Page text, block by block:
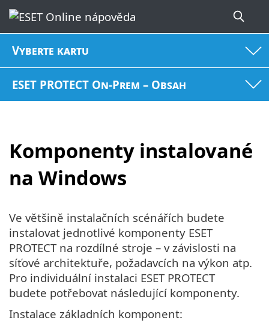
Vyberte kartu
ESET PROTECT On-Prem – Obsah
Komponenty instalované
na Windows
Ve většině instalačních scénářích budete
instalovat jednotlivé komponenty ESET
PROTECT na rozdílné stroje – v závislosti na
síťové architektuře, požadavcích na výkon atp.
Pro individuální instalaci ESET PROTECT
budete potřebovat následující komponenty.
Instalace základních komponent: